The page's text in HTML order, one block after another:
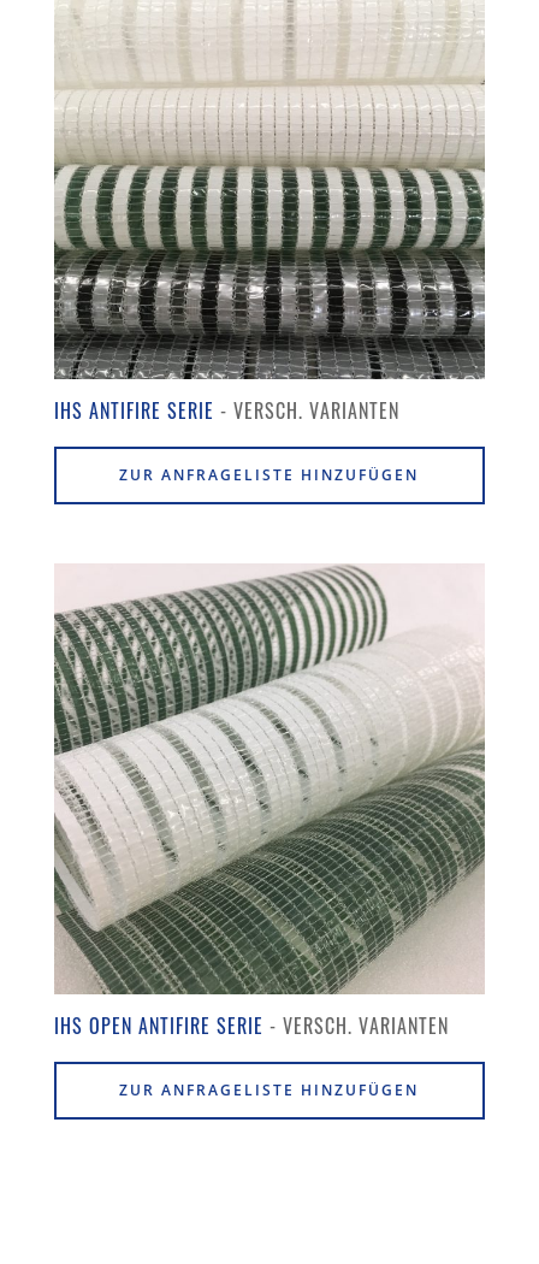
IHS ANTIFIRE SERIE
ZUR ANFRAGELISTE HINZUFÜGEN
IHS OPEN ANTIFIRE SERIE
ZUR ANFRAGELISTE HINZUFÜGEN